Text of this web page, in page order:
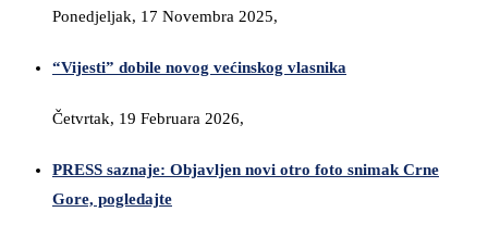
Ponedjeljak, 17 Novembra 2025,
“Vijesti” dobile novog većinskog vlasnika
Četvrtak, 19 Februara 2026,
PRESS saznaje: Objavljen novi otro foto snimak Crne
Gore, pogledajte